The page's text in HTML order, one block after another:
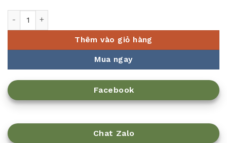
Thêm vào giỏ hàng
Mua ngay
Facebook
Chat Zalo